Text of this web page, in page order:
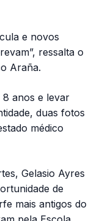
e novos
ressalta o
Araña.
8 anos e levar
duas fotos
médico
Gelasio Ayres
de
mais antigos do